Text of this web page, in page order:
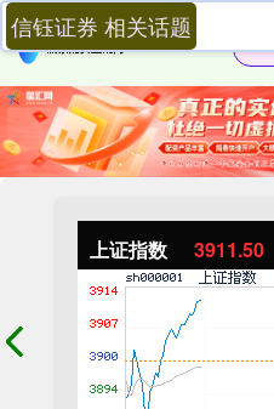
上证指数 3911.50
信钰证券 相关话题